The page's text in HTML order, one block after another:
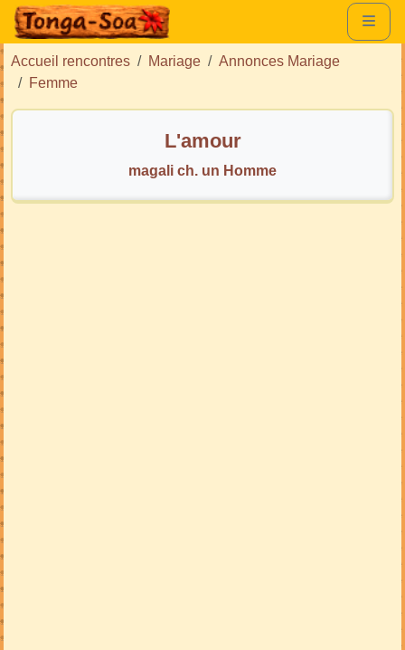
Accueil rencontres Mariage
Annonces Mariage
Femme
L'amour
magali ch. un Homme